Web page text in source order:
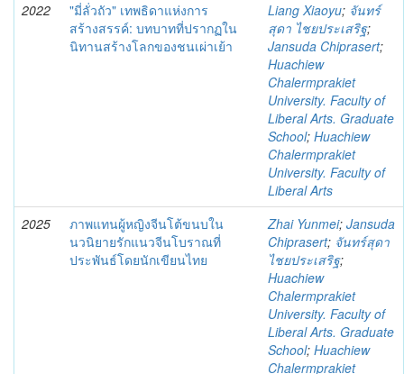
2022
"มี่ลั่วถัว" เทพธิดาแห่งการ
สร้างสรรค์: บทบาทที่ปรากฏใน
นิทานสร้างโลกของชนเผ่าเย้า
Liang Xiaoyu; จันทร์
สุดา ไชยประเสริฐ;
Jansuda Chiprasert;
Huachiew
Chalermprakiet
University. Faculty of
Liberal Arts. Graduate
School; Huachiew
Chalermprakiet
University. Faculty of
Liberal Arts
2025
ภาพแทนผู้หญิงจีนโต้ขนบใน
นวนิยายรักแนวจีนโบราณที่
ประพันธ์โดยนักเขียนไทย
Zhai Yunmei; Jansuda
Chiprasert; จันทร์สุดา
ไชยประเสริฐ;
Huachiew
Chalermprakiet
University. Faculty of
Liberal Arts. Graduate
School; Huachiew
Chalermprakiet